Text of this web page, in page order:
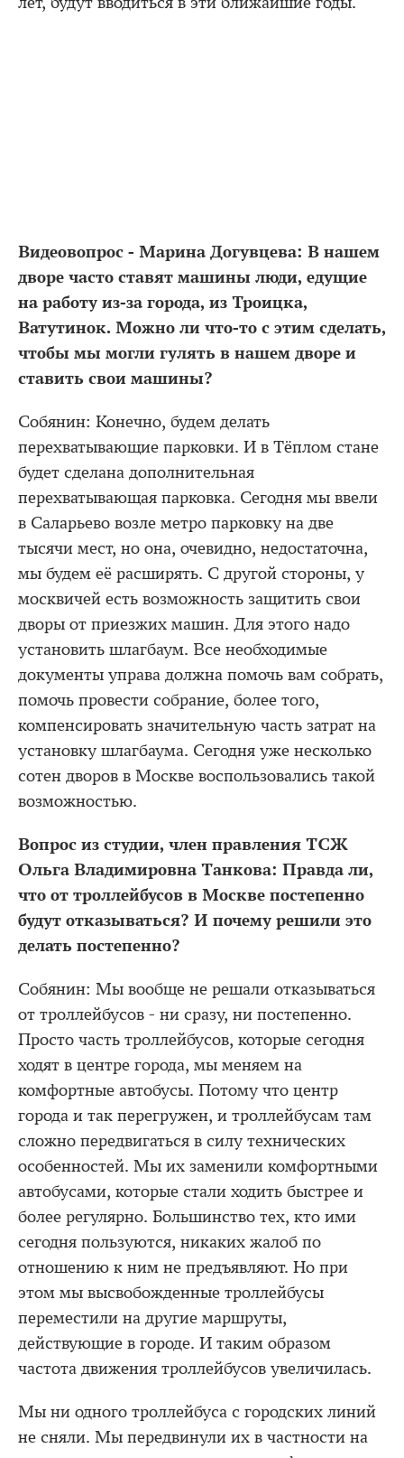
Видеовопрос - Марина Догувцева: В нашем
дворе часто ставят машины люди, едущие
на работу из-за города, из Троицка,
Ватутинок. Можно ли что-то с этим сделать,
чтобы мы могли гулять в нашем дворе и
ставить свои машины?
Собянин: Конечно, будем делать
перехватывающие парковки. И в Тёплом стане
будет сделана дополнительная
перехватывающая парковка. Сегодня мы ввели
в Саларьево возле метро парковку на две
тысячи мест, но она, очевидно, недостаточна,
мы будем её расширять. С другой стороны, у
москвичей есть возможность защитить свои
дворы от приезжих машин. Для этого надо
установить шлагбаум. Все необходимые
документы управа должна помочь вам собрать,
помочь провести собрание, более того,
компенсировать значительную часть затрат на
установку шлагбаума. Сегодня уже несколько
сотен дворов в Москве воспользовались такой
возможностью.
Вопрос из студии, член правления ТСЖ
Ольга Владимировна Танкова: Правда ли,
что от троллейбусов в Москве постепенно
будут отказываться? И почему решили это
делать постепенно?
Собянин: Мы вообще не решали отказываться
от троллейбусов - ни сразу, ни постепенно.
Просто часть троллейбусов, которые сегодня
ходят в центре города, мы меняем на
комфортные автобусы. Потому что центр
города и так перегружен, и троллейбусам там
сложно передвигаться в силу технических
особенностей. Мы их заменили комфортными
автобусами, которые стали ходить быстрее и
более регулярно. Большинство тех, кто ими
сегодня пользуются, никаких жалоб по
отношению к ним не предъявляют. Но при
этом мы высвобожденные троллейбусы
переместили на другие маршруты,
действующие в городе. И таким образом
частота движения троллейбусов увеличилась.
Мы ни одного троллейбуса с городских линий
не сняли. Мы передвинули их в частности на